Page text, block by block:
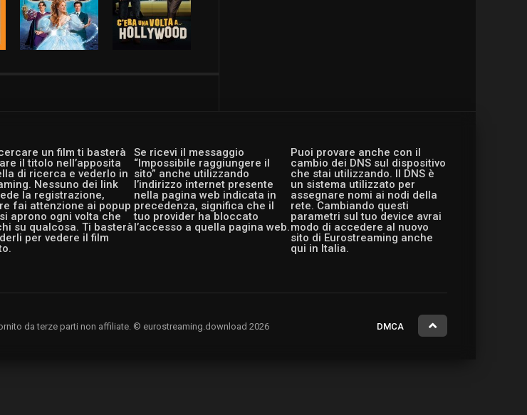
un film ti basterà
il titolo nell’apposita
di ricerca e vederlo in
Nessuno dei link
la registrazione,
fai attenzione ai popup
aprono ogni volta che
su qualcosa. Ti basterà
per vedere il film
Se ricevi il messaggio
“Impossibile raggiungere il
sito” anche utilizzando
l’indirizzo internet presente
nella pagina web indicata in
precedenza, significa che il
tuo provider ha bloccato
l’accesso a quella pagina web.
Puoi provare anche con il
cambio dei DNS sul dispositivo
che stai utilizzando. Il DNS è
un sistema utilizzato per
assegnare nomi ai nodi della
rete. Cambiando questi
parametri sul tuo device avrai
modo di accedere al nuovo
sito di Eurostreaming anche
qui in Italia.
da terze parti non affiliate. © eurostreaming.download 2026 DMCA